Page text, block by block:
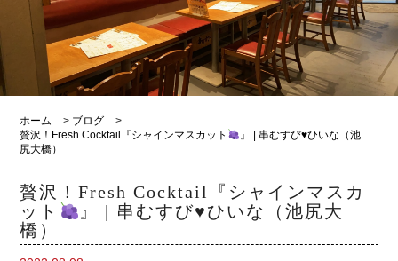
ホーム > ブログ
>
贅沢！Fresh Cocktail『シャインマスカット
』 | 串むすび♥ひいな（池
尻大橋）
贅沢！Fresh Cocktail『シャインマスカ
ット
』 | 串むすび♥ひいな（池尻大
橋）